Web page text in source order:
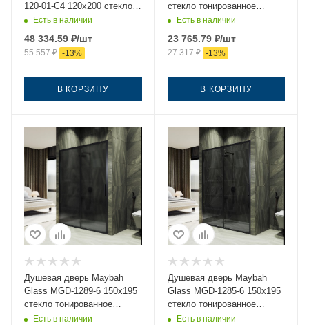
120-01-C4 120х200 стекло
прозрачное профиль
Есть в наличии
48 334.59 ₽/шт
55 557₽ -13%
В КОРЗИНУ
стекло тонированное
профиль черный
Есть в наличии
23 765.79₽/шт
27 317₽ -13%
В КОРЗИНУ
Душевая дверь Maybah
Glass MGD-1289-6 150х195
стекло тонированное
профиль черный
Есть в наличии
Душевая дверь Maybah
Glass MGD-1285-6 150х195
стекло тонированное
профиль черный
Есть в наличии